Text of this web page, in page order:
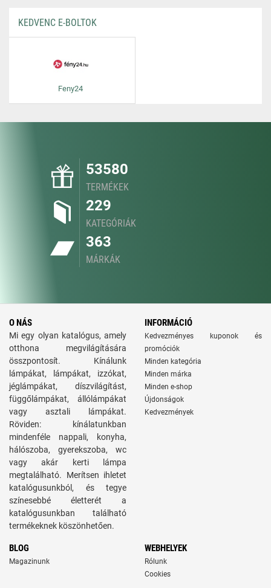
KEDVENC E-BOLTOK
Feny24
53580
TERMÉKEK
229
KATEGÓRIÁK
363
MÁRKÁK
O NÁS
Mi egy olyan katalógus, amely
otthona megvilágítására
összpontosít. Kínálunk
lámpákat, lámpákat, izzókat,
jéglámpákat, díszvilágítást,
függőlámpákat, állólámpákat
vagy asztali lámpákat.
Röviden: kínálatunkban
mindenféle nappali, konyha,
hálószoba, gyerekszoba, wc
vagy akár kerti lámpa
megtalálható. Merítsen ihletet
katalógusunkból, és tegye
színesebbé életterét a
katalógusunkban található
termékeknek köszönhetően.
INFORMÁCIÓ
Kedvezményes kuponok és
promóciók
Minden kategória
Minden márka
Minden e-shop
Újdonságok
Kedvezmények
BLOG
Magazinunk
WEBHELYEK
Rólunk
Cookies